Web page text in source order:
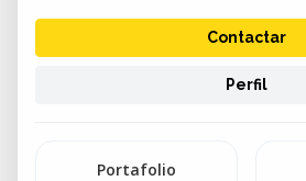
Contactar
Perfil
Portafolio